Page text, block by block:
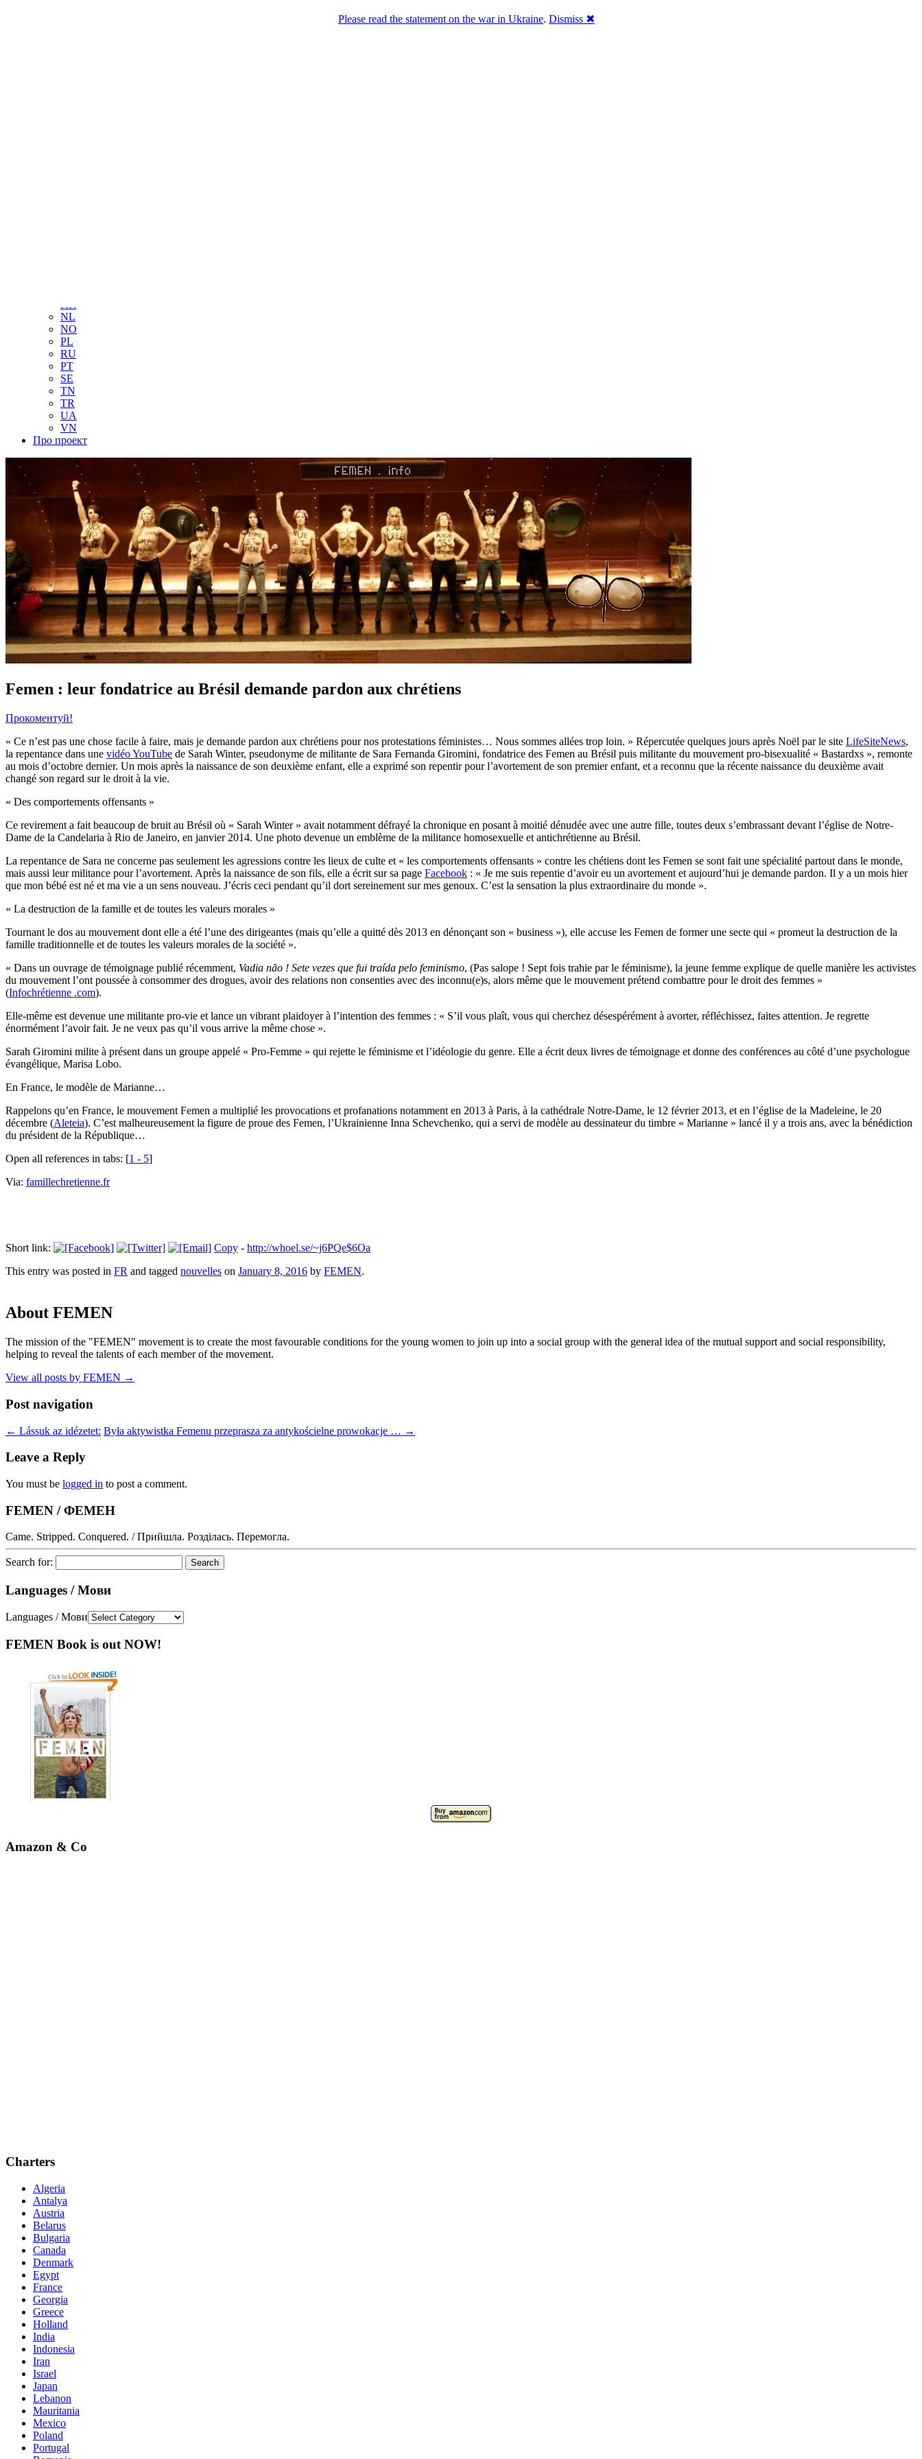
KR
NL
NO
PL
RU
PT
SE
TN
TR
UA
VN
Про проект
Femen : leur fondatrice au Brésil demande pardon aux chrétiens
Прокоментуй!
« Ce n’est pas une chose facile à faire, mais je demande pardon aux chrétiens pour nos protestations féministes… Nous sommes allées trop loin. » Répercutée quelques jours après Noël par le site LifeSiteNews,
la repentance dans une vidéo YouTube de Sarah Winter, pseudonyme de militante de Sara Fernanda Giromini, fondatrice des Femen au Brésil puis militante du mouvement pro-bisexualité « Bastardxs », remonte
au mois d’octobre dernier. Un mois après la naissance de son deuxième enfant, elle a exprimé son repentir pour l’avortement de son premier enfant, et a reconnu que la récente naissance du deuxième avait
changé son regard sur le droit à la vie.
« Des comportements offensants »
Ce revirement a fait beaucoup de bruit au Brésil où « Sarah Winter » avait notamment défrayé la chronique en posant à moitié dénudée avec une autre fille, toutes deux s’embrassant devant l’église de Notre-
Dame de la Candelaria à Rio de Janeiro, en janvier 2014. Une photo devenue un emblème de la militance homosexuelle et antichrétienne au Brésil.
La repentance de Sara ne concerne pas seulement les agressions contre les lieux de culte et « les comportements offensants » contre les chétiens dont les Femen se sont fait une spécialité partout dans le monde,
mais aussi leur militance pour l’avortement. Après la naissance de son fils, elle a écrit sur sa page Facebook : « Je me suis repentie d’avoir eu un avortement et aujourd’hui je demande pardon. Il y a un mois hier
que mon bébé est né et ma vie a un sens nouveau. J’écris ceci pendant qu’il dort sereinement sur mes genoux. C’est la sensation la plus extraordinaire du monde ».
« La destruction de la famille et de toutes les valeurs morales »
Tournant le dos au mouvement dont elle a été l’une des dirigeantes (mais qu’elle a quitté dès 2013 en dénonçant son « business »), elle accuse les Femen de former une secte qui « promeut la destruction de la
famille traditionnelle et de toutes les valeurs morales de la société ».
« Dans un ouvrage de témoignage publié récemment, Vadia não ! Sete vezes que fui traída pelo feminismo, (Pas salope ! Sept fois trahie par le féminisme), la jeune femme explique de quelle manière les activistes
du mouvement l’ont poussée à consommer des drogues, avoir des relations non consenties avec des inconnu(e)s, alors même que le mouvement prétend combattre pour le droit des femmes »
(Infochrétienne .com).
Elle-même est devenue une militante pro-vie et lance un vibrant plaidoyer à l’intention des femmes : « S’il vous plaît, vous qui cherchez désespérément à avorter, réfléchissez, faites attention. Je regrette
énormément l’avoir fait. Je ne veux pas qu’il vous arrive la même chose ».
Sarah Giromini milite à présent dans un groupe appelé « Pro-Femme » qui rejette le féminisme et l’idéologie du genre. Elle a écrit deux livres de témoignage et donne des conférences au côté d’une psychologue
évangélique, Marisa Lobo.
En France, le modèle de Marianne…
Rappelons qu’en France, le mouvement Femen a multiplié les provocations et profanations notamment en 2013 à Paris, à la cathédrale Notre-Dame, le 12 février 2013, et en l’église de la Madeleine, le 20
décembre (Aleteia). C’est malheureusement la figure de proue des Femen, l’Ukrainienne Inna Schevchenko, qui a servi de modèle au dessinateur du timbre « Marianne » lancé il y a trois ans, avec la bénédiction
du président de la République…
Open all references in tabs: [1 - 5]
Via: famillechretienne.fr
Short link: Copy - http://whoel.se/~j6PQe$6Oa
This entry was posted in FR and tagged nouvelles on January 8, 2016 by FEMEN.
About FEMEN
The mission of the "FEMEN" movement is to create the most favourable conditions for the young women to join up into a social group with the general idea of the mutual support and social responsibility,
helping to reveal the talents of each member of the movement.
View all posts by FEMEN →
Post navigation
← Lássuk az idézetet: Była aktywistka Femenu przeprasza za antykościelne prowokacje … →
Leave a Reply
You must be logged in to post a comment.
FEMEN / ФЕМЕН
Came. Stripped. Conquered. / Прийшла. Розділась. Перемогла.
Search for:
Languages / Мови
Languages / Мови
FEMEN Book is out NOW!
Amazon & Co
Charters
Algeria
Antalya
Austria
Belarus
Bulgaria
Canada
Denmark
Egypt
France
Georgia
Greece
Holland
India
Indonesia
Iran
Israel
Japan
Lebanon
Mauritania
Mexico
Poland
Portugal
Please read the statement on the war in Ukraine. Dismiss ✖